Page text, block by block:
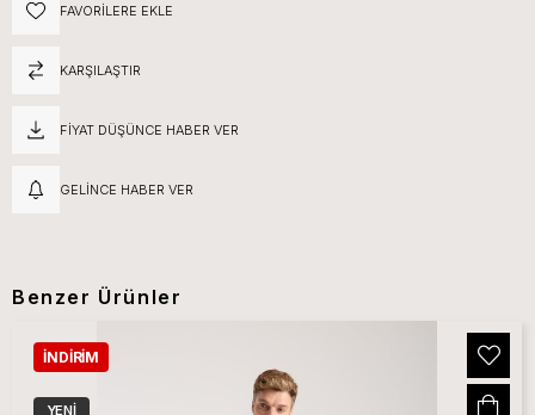
FAVORILERE EKLE
KARŞILAŞTIR
FIYAT DÜŞÜNCE HABER VER
GELINCE HABER VER
Benzer Ürünler
İNDIRIM
YENI